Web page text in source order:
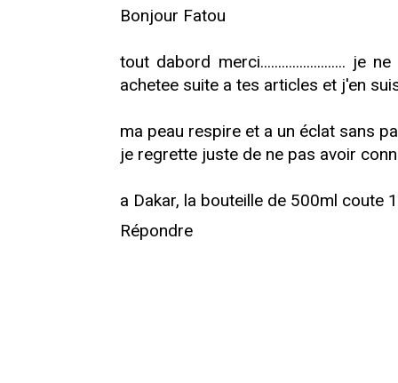
Bonjour Fatou
tout dabord merci........................ je
achetee suite a tes articles et j'en
ma peau respire et a un éclat sans
je regrette juste de ne pas avoir
a Dakar, la bouteille de 500ml coute
Répondre